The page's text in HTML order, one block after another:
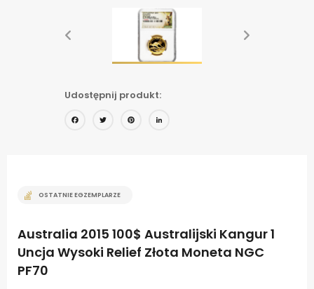
Udostępnij produkt:
Facebook
TwitterPinterest
OSTATNIE EGZEMPLARZE
Australia 2015 100$ Australijski Kangur 1
Uncja Wysoki Relief Złota Moneta NGC
PF70